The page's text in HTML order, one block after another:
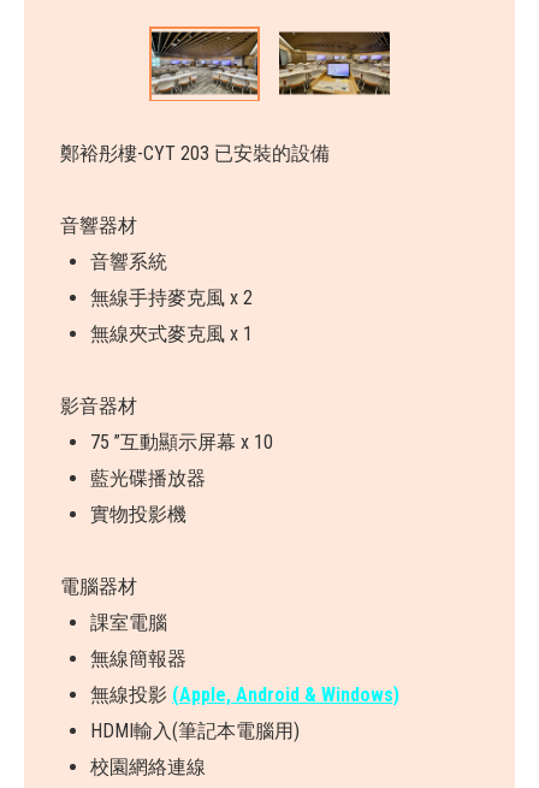
鄭裕彤樓-CYT 203 已安裝的設備
音響器材
音響系統
無線手持麥克風 x 2
無線夾式麥克風 x 1
影音器材
75 ”互動顯示屏幕 x 10
藍光碟播放器
實物投影機
電腦器材
課室電腦
無線簡報器
無線投影 (Apple, Android & Windows)
HDMI輸入(筆記本電腦用)
校園網絡連線